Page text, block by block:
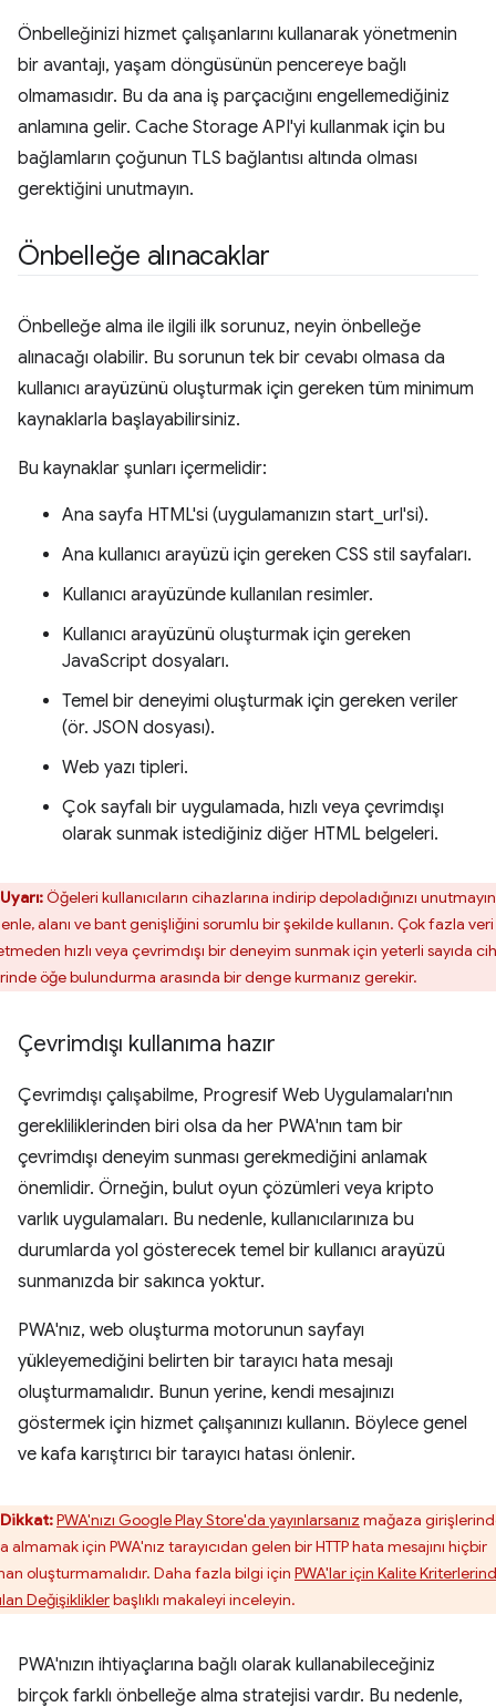
Önbelleğinizi hizmet çalışanlarını kullanarak yönetmenin
bir avantajı, yaşam döngüsünün pencereye bağlı
olmamasıdır. Bu da ana iş parçacığını engellemediğiniz
anlamına gelir. Cache Storage API'yi kullanmak için bu
bağlamların çoğunun TLS bağlantısı altında olması
gerektiğini unutmayın.
Önbelleğe alınacaklar
Önbelleğe alma ile ilgili ilk sorunuz, neyin önbelleğe
alınacağı olabilir. Bu sorunun tek bir cevabı olmasa da
kullanıcı arayüzünü oluşturmak için gereken tüm minimum
kaynaklarla başlayabilirsiniz.
Bu kaynaklar şunları içermelidir:
Ana sayfa HTML'si (uygulamanızın start_url'si).
Ana kullanıcı arayüzü için gereken CSS stil sayfaları.
Kullanıcı arayüzünde kullanılan resimler.
Kullanıcı arayüzünü oluşturmak için gereken
JavaScript dosyaları.
Temel bir deneyimi oluşturmak için gereken veriler
(ör. JSON dosyası).
Web yazı tipleri.
Çok sayfalı bir uygulamada, hızlı veya çevrimdışı
olarak sunmak istediğiniz diğer HTML belgeleri.
Uyarı:Öğeleri kullanıcıların cihazlarına indirip depoladığınızı
alanı ve bant genişliğini sorumlu bir şekilde kullanın. Çok fazla veri
hızlı veya çevrimdışı bir deneyim sunmak için yeterli sayıda
öğe bulundurma arasında bir denge kurmanız gerekir.
Çevrimdışı kullanıma hazır
Çevrimdışı çalışabilme, Progresif Web Uygulamaları'nın
gerekliliklerinden biri olsa da her PWA'nın tam bir
çevrimdışı deneyim sunması gerekmediğini anlamak
önemlidir. Örneğin, bulut oyun çözümleri veya kripto
varlık uygulamaları. Bu nedenle, kullanıcılarınıza bu
durumlarda yol gösterecek temel bir kullanıcı arayüzü
sunmanızda bir sakınca yoktur.
PWA'nız, web oluşturma motorunun sayfayı
yükleyemediğini belirten bir tarayıcı hata mesajı
oluşturmamalıdır. Bunun yerine, kendi mesajınızı
göstermek için hizmet çalışanınızı kullanın. Böylece genel
ve kafa karıştırıcı bir tarayıcı hatası önlenir.
Dikkat:PWA'nızı Google Play Store'da yayınlarsanız mağaza
almamak için PWA'nız tarayıcıdan gelen bir HTTP hata mesajını hiçbir
oluşturmamalıdır. Daha fazla bilgi için PWA'lar için Kalite
Değişikliklerbaşlıklı makaleyi inceleyin.
PWA'nızın ihtiyaçlarına bağlı olarak kullanabileceğiniz
birçok farklı önbelleğe alma stratejisi vardır. Bu nedenle,